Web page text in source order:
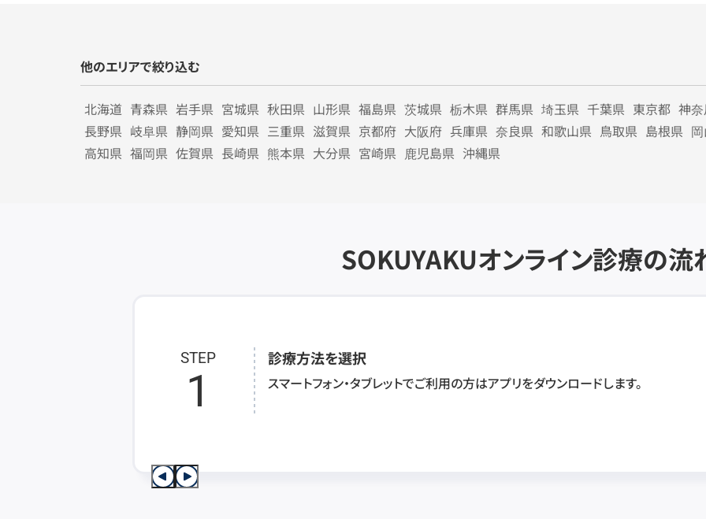
他のエリアで絞り込む
北海道 青森県 岩手県 宮城県 秋田県 山形県 福島県 茨城県 栃木県 群馬県 埼玉県 千葉県 東京都 神
長野県 岐阜県 静岡県 愛知県 三重県 滋賀県 京都府 大阪府 兵庫県 奈良県 和歌山県 鳥取県 島根県
高知県 福岡県 佐賀県 長崎県 熊本県 大分県 宮崎県 鹿児島県 沖縄県
SOKUYAKUオンライン診療の流
STEP
1
診療方法を選択
スマートフォン・タブレットでご利用の方はアプリをダウンロードします。